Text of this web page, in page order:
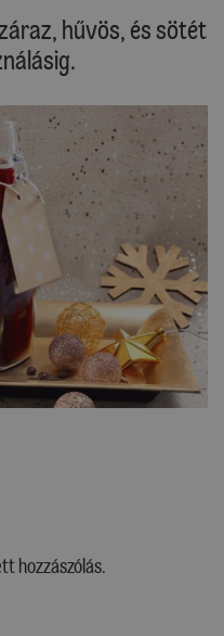
hűvös, és sötét
hozzászólás.